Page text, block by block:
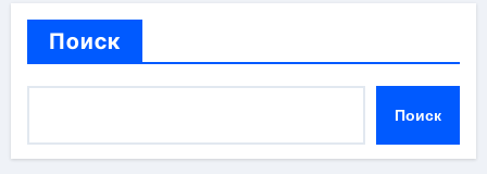
Поиск
Поиск